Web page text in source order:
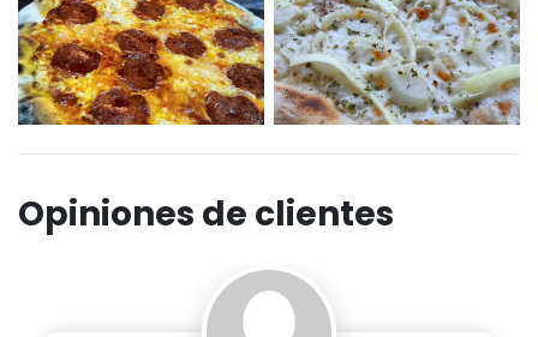
Opiniones de clientes